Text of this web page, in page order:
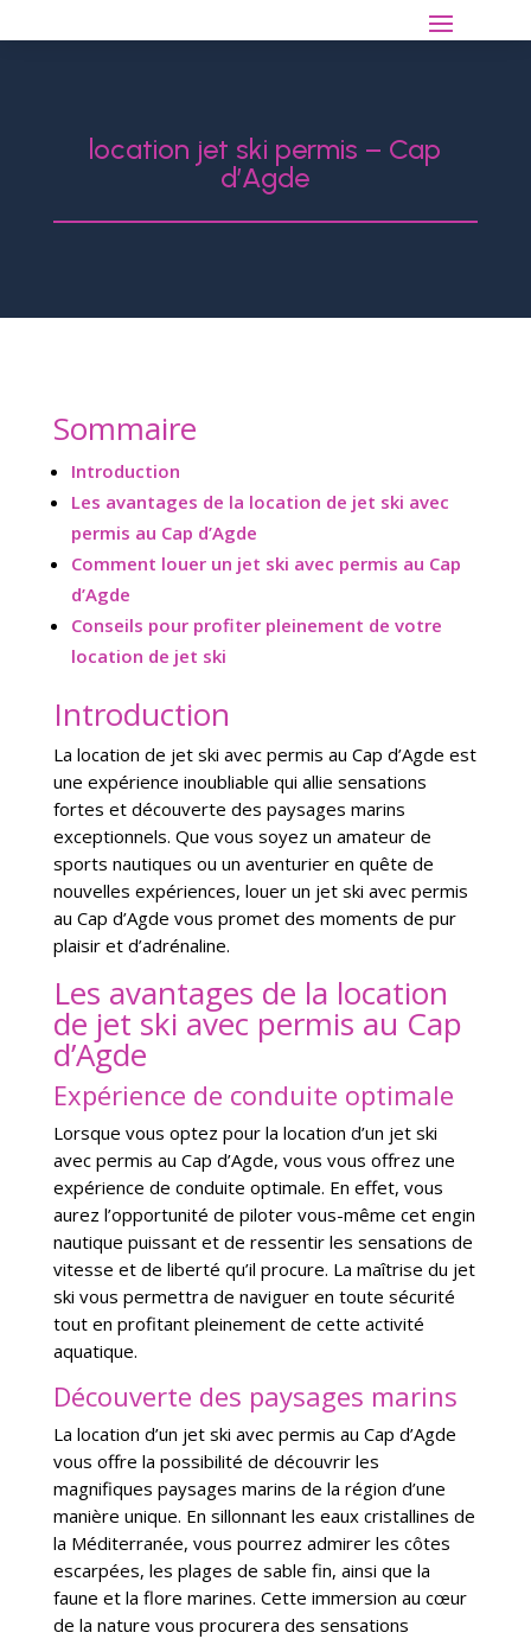
location jet ski permis – Cap
d’Agde
Sommaire
Introduction
Les avantages de la location de jet ski avec
permis au Cap d’Agde
Comment louer un jet ski avec permis au Cap
d’Agde
Conseils pour profiter pleinement de votre
location de jet ski
Introduction
La location de jet ski avec permis au Cap d’Agde est
une expérience inoubliable qui allie sensations
fortes et découverte des paysages marins
exceptionnels. Que vous soyez un amateur de
sports nautiques ou un aventurier en quête de
nouvelles expériences, louer un jet ski avec permis
au Cap d’Agde vous promet des moments de pur
plaisir et d’adrénaline.
Les avantages de la location
de jet ski avec permis au Cap
d’Agde
Expérience de conduite optimale
Lorsque vous optez pour la location d’un jet ski
avec permis au Cap d’Agde, vous vous offrez une
expérience de conduite optimale. En effet, vous
aurez l’opportunité de piloter vous-même cet engin
nautique puissant et de ressentir les sensations de
vitesse et de liberté qu’il procure. La maîtrise du jet
ski vous permettra de naviguer en toute sécurité
tout en profitant pleinement de cette activité
aquatique.
Découverte des paysages marins
La location d’un jet ski avec permis au Cap d’Agde
vous offre la possibilité de découvrir les
magnifiques paysages marins de la région d’une
manière unique. En sillonnant les eaux cristallines de
la Méditerranée, vous pourrez admirer les côtes
escarpées, les plages de sable fin, ainsi que la
faune et la flore marines. Cette immersion au cœur
de la nature vous procurera des sensations